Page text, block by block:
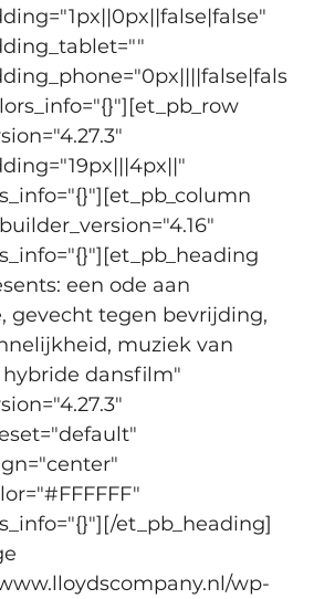
een ode aan
gevecht tegen bevrijding,
muziek van
hybride dansfilm"
et_pb_heading]
wp-